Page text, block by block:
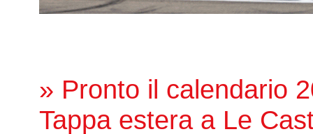
» Pronto il calendario
Tappa estera a Le